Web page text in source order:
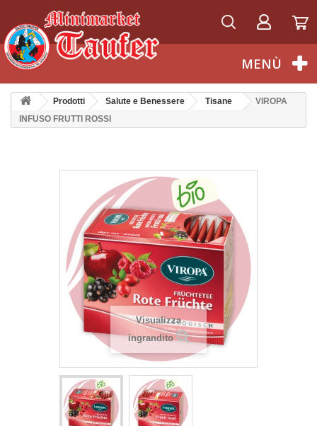
Italiano
MENÙ
Prodotti Salute e Benessere Tisane
VIROPA
INFUSO FRUTTI ROSSI
Visualizza
ingrandito